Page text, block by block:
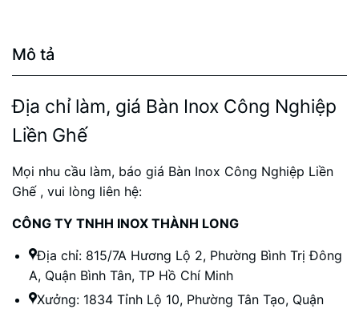
Mô tả
Địa chỉ làm, giá Bàn Inox Công Nghiệp
Liền Ghế
Mọi nhu cầu làm, báo giá Bàn Inox Công Nghiệp Liền
Ghế , vui lòng liên hệ:
CÔNG TY TNHH INOX THÀNH LONG
Địa chỉ: 815/7A Hương Lộ 2, Phường Bình Trị Đông
A, Quận Bình Tân, TP Hồ Chí Minh
Xưởng: 1834 Tỉnh Lộ 10, Phường Tân Tạo, Quận